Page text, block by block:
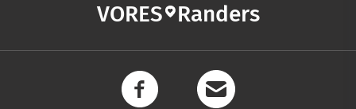
VORES Randers